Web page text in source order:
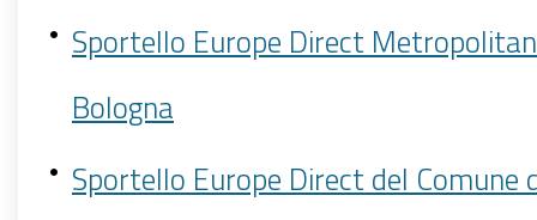
Sportello Europe Direct
Bologna
Sportello Europe Direct del Comune